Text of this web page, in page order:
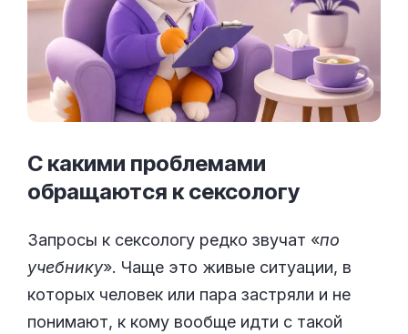
С какими проблемами
обращаются ксексологу
Запросы к сексологу редко звучат «по
учебнику». Чаще это живые ситуации, в
которых человек или пара застряли и не
понимают, к кому вообще идти с такой